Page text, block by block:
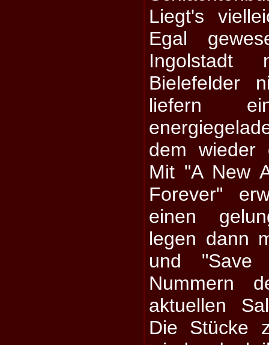
Liegt's
Egal
Bielefelder
liefern
dem wieder
Mit "A New
Forever"
einen
legen dann
und "Save
Nummern
aktuellen
Die Stücke